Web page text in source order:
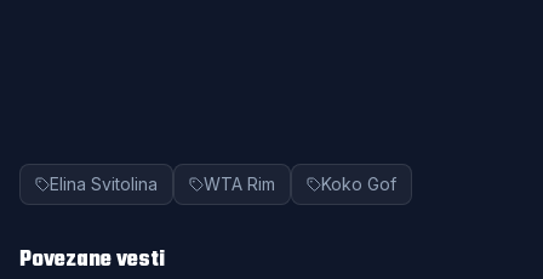
Elina Svitolina WTA Rim Koko Gof
Povezane vesti